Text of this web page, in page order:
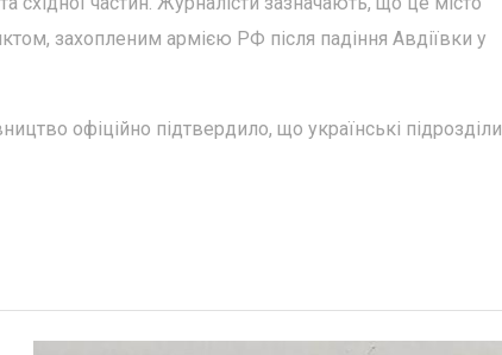
захопленим армією РФ після падіння Авдіївки у
офіційно підтвердило, що українські підрозділи